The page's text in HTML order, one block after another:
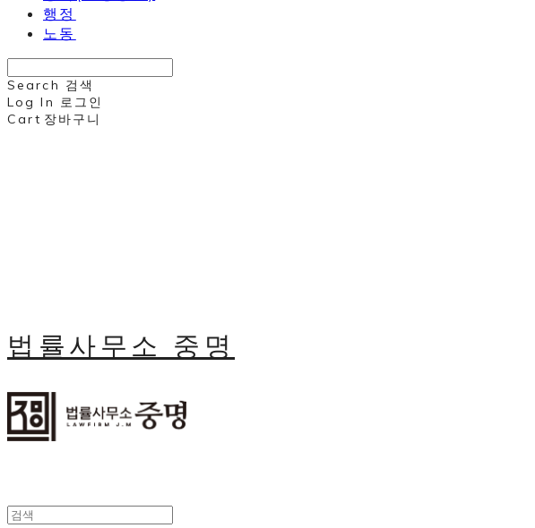
행정
노동
Search 검색
Log In 로그인
Cart 장바구니
법률사무소 중명